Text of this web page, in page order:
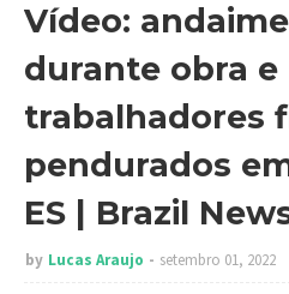
Vídeo:
durante obra e
trabalhadores
pendurados
ES | Brazil
by Lucas Araujo setembro 01, 2022